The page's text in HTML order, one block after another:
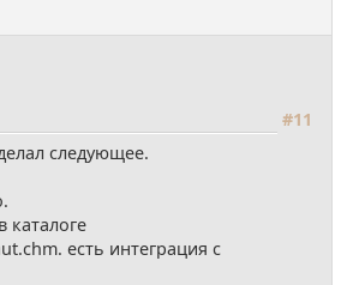
#11
следующее.
каталоге
есть интеграция с